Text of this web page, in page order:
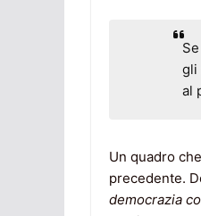
gli
al
Un quadro
precedente.
democrazia